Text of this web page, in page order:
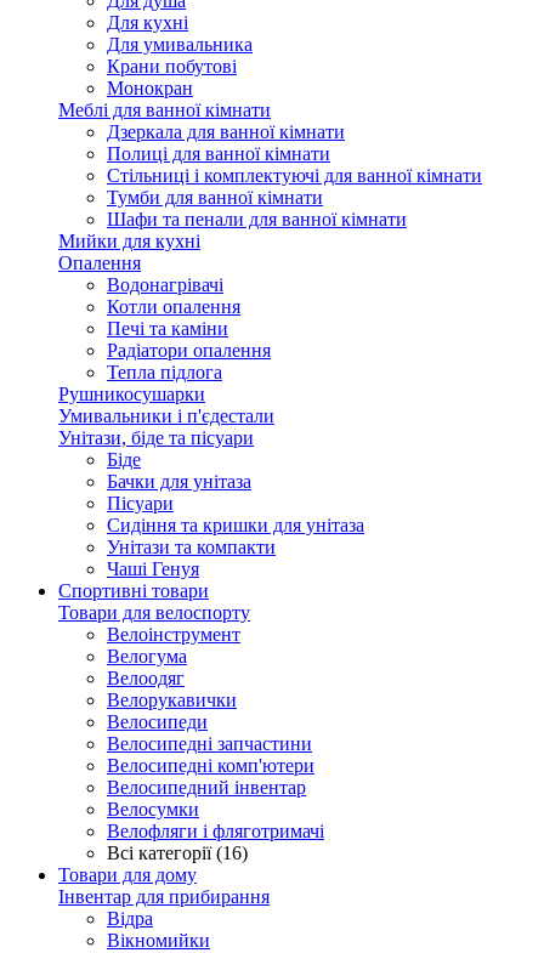
Для кухні
Для умивальника
Крани побутові
Монокран
Меблі для ванної кімнати
Дзеркала для ванної кімнати
Полиці для ванної кімнати
Стільниці і комплектуючі для ванної кімнати
Тумби для ванної кімнати
Шафи та пенали для ванної кімнати
Мийки для кухні
Опалення
Водонагрівачі
Котли опалення
Печі та каміни
Радіатори опалення
Тепла підлога
Рушникосушарки
Умивальники і п'єдестали
Унітази, біде та пісуари
Біде
Бачки для унітаза
Пісуари
Сидіння та кришки для унітаза
Унітази та компакти
Чаші Генуя
Спортивні товари
Товари для велоспорту
Велоінструмент
Велогума
Велоодяг
Велорукавички
Велосипеди
Велосипедні запчастини
Велосипедні комп'ютери
Велосипедний інвентар
Велосумки
Велофляги і фляготримачі
Всі категорії (16)
Товари для дому
Інвентар для прибирання
Відра
Вікномийки